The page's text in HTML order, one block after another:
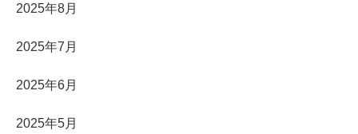
2025年8月
2025年7月
2025年6月
2025年5月